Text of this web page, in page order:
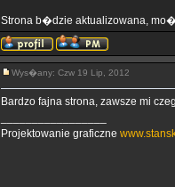
Strona b�dzie aktualizowana,
Wys�any: Czw 19 Lip, 2012
Bardzo fajna strona, zawsze mi
Projektowanie graficzne